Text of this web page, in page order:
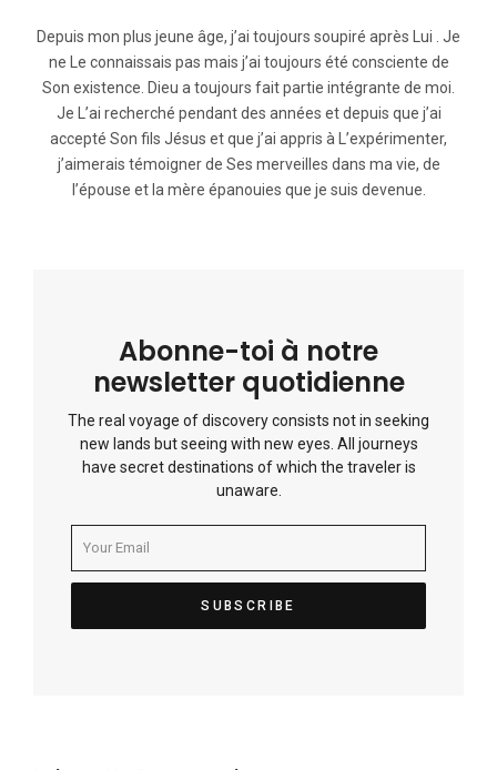
Depuis mon plus jeune âge, j’ai toujours soupiré après Lui . Je
ne Le connaissais pas mais j’ai toujours été consciente de
Son existence. Dieu a toujours fait partie intégrante de moi.
Je L’ai recherché pendant des années et depuis que j’ai
accepté Son fils Jésus et que j’ai appris à L’expérimenter,
j’aimerais témoigner de Ses merveilles dans ma vie, de
l’épouse et la mère épanouies que je suis devenue.
Abonne-toi à notre
newsletter quotidienne
The real voyage of discovery consists not in seeking
new lands but seeing with new eyes. All journeys
have secret destinations of which the traveler is
unaware.